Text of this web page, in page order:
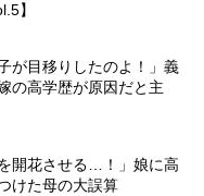
】
が目移りしたのよ！」義
の高学歴が原因だと主
開花させる…！」娘に高
けた母の大誤算